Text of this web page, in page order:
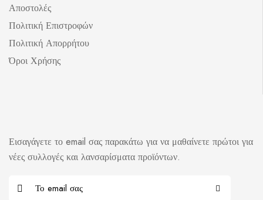
Αποστολές
Πολιτική Επιστροφών
Πολιτική Απορρήτου
Όροι Χρήσης
Εισαγάγετε το email σας παρακάτω για να μαθαίνετε πρώτοι για
νέες συλλογές και λανσαρίσματα προϊόντων.